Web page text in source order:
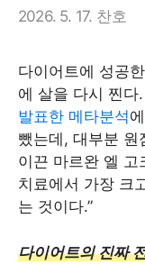
2026. 5. 17. 찬호
다이어트에 성공
에 살을 다시 찐다.
발표한 메타분석
뺐는데, 대부분 원
이끈 마르완 엘 고
치료에서 가장 크
는 것이다.”
다이어트의 진짜